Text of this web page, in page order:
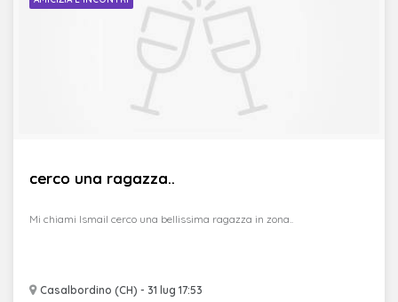
cerco una ragazza..
Casalbordino (CH) - 31 lug 17:53
Mi chiami Ismail cerco una bellissima ragazza in zona..